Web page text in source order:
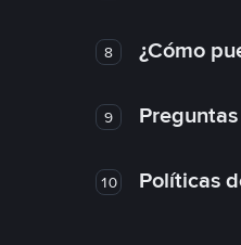
8 ¿Cómo
9
10 Políticas